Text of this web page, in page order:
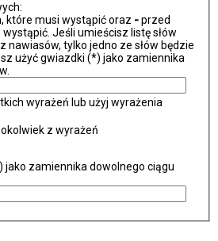
które musi wystąpić oraz -przed
Jeśli umieścisz listę słów
nawiasów, tylko jedno ze słów będzie
użyć gwiazdki (*) jako zamiennika
wyrażeń lub użyj wyrażenia
z wyrażeń
jako zamiennika dowolnego ciągu